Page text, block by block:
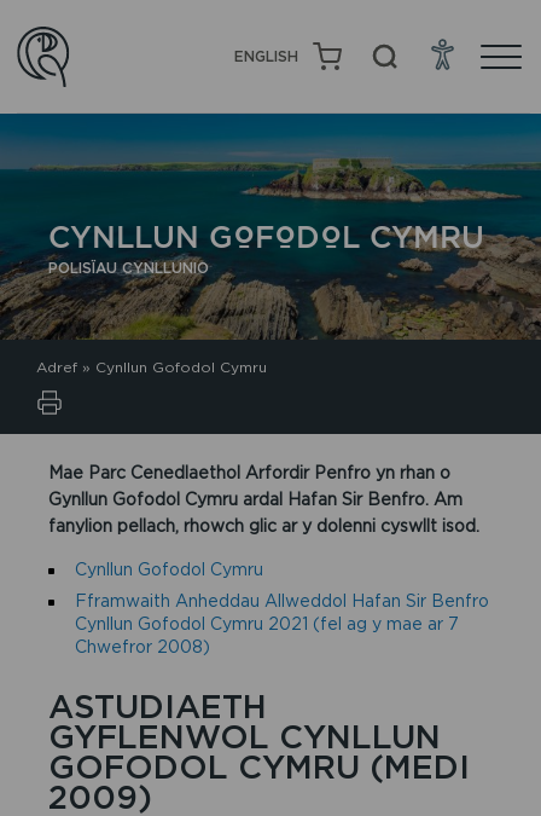
ENGLISH
CYNLLUN GOFODOL CYMRU
POLISÏAU CYNLLUNIO
Adref » Cynllun Gofodol Cymru
Mae Parc Cenedlaethol Arfordir Penfro yn rhan o
Gynllun Gofodol Cymru ardal Hafan Sir Benfro. Am
fanylion pellach, rhowch glic ar y dolenni cyswllt isod.
Cynllun Gofodol Cymru
Fframwaith Anheddau Allweddol Hafan Sir Benfro
Cynllun Gofodol Cymru 2021 (fel ag y mae ar 7
Chwefror 2008)
ASTUDIAETH
GYFLENWOL CYNLLUN
GOFODOL CYMRU (MEDI
2009)